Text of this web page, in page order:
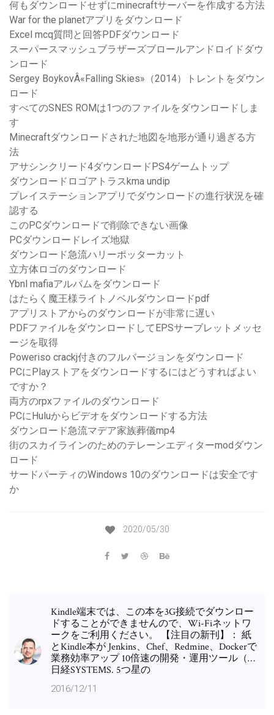
何もダウンロードせずにminecraftサーバーを作成する方法
War for the planetアプリをダウンロード
Excel mcq質問と回答PDFダウンロード
スーパースマッシュブラザーズブロールアンドロイドダウ
ンロード
Sergey BoykovÂ«Falling Skies»（2014）トレントをダウン
ロード
すべてのSNES ROMは1つのファイルをダウンロードしま
す
Minecraftダウンロードされた地図を地形が通り過ぎる方
法
アサシンクリード4ダウンロードPS4ゲームトップ
ダウンロードロゴアトラスkma undip
プレイステーションアプリでダウンロードの進行状況を確
認する
このPCダウンロードで削除できない画像
PCダウンロードレイズ地獄
ダウンロード急流ハリーポッターカット
立方体ロゴのダウンロード
Ybnl mafiaアルバムをダウンロード
はたらく魔王様ライトノベルダウンロードpdf
アプリストアからのダウンロードが非常に遅い
PDFファイルをダウンロードしてEPSサーブレットメッセ
ージを取得
Poweriso crackj付きのフルバージョンをダウンロード
PCにPlayストアをダウンロードするにはどうすればよい
ですか？
両方のrpxファイルのダウンロード
PCにHuluからビデオをダウンロードする方法
ダウンロード急流マデア家族葬儀mp4
街のスカイラインのためのテレーンエディターmodダウン
ロード
サードパーティのWindows 10のダウンロードは安全です
か
2020/05/30
Kindle端末では、この本を3G接続でダウンロー
ドすることができませんので、Wi-Fiネットワ
ークをご利用ください。 【注目の新刊】： 紙
とKindle本が Jenkins、Chef、Redmine、Dockerで
業務効率アップ 10倍速の開発・運用ツール（…
日経SYSTEMS. 5つ星の
2016/12/11